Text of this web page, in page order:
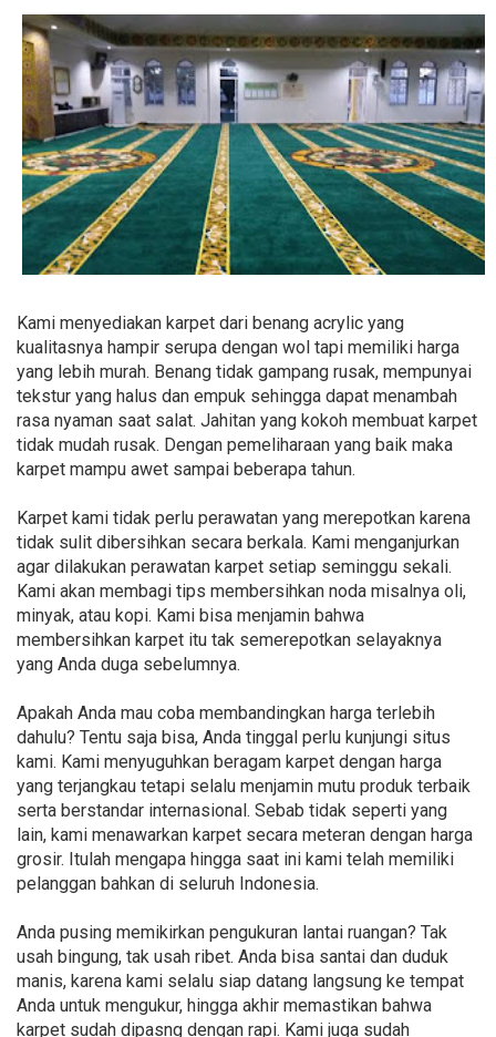
Kami menyediakan karpet dari benang acrylic yang
kualitasnya hampir serupa dengan wol tapi memiliki harga
yang lebih murah. Benang tidak gampang rusak, mempunyai
tekstur yang halus dan empuk sehingga dapat menambah
rasa nyaman saat salat. Jahitan yang kokoh membuat karpet
tidak mudah rusak. Dengan pemeliharaan yang baik maka
karpet mampu awet sampai beberapa tahun.
Karpet kami tidak perlu perawatan yang merepotkan karena
tidak sulit dibersihkan secara berkala. Kami menganjurkan
agar dilakukan perawatan karpet setiap seminggu sekali.
Kami akan membagi tips membersihkan noda misalnya oli,
minyak, atau kopi. Kami bisa menjamin bahwa
membersihkan karpet itu tak semerepotkan selayaknya
yang Anda duga sebelumnya.
Apakah Anda mau coba membandingkan harga terlebih
dahulu? Tentu saja bisa, Anda tinggal perlu kunjungi situs
kami. Kami menyuguhkan beragam karpet dengan harga
yang terjangkau tetapi selalu menjamin mutu produk terbaik
serta berstandar internasional. Sebab tidak seperti yang
lain, kami menawarkan karpet secara meteran dengan harga
grosir. Itulah mengapa hingga saat ini kami telah memiliki
pelanggan bahkan di seluruh Indonesia.
Anda pusing memikirkan pengukuran lantai ruangan? Tak
usah bingung, tak usah ribet. Anda bisa santai dan duduk
manis, karena kami selalu siap datang langsung ke tempat
Anda untuk mengukur, hingga akhir memastikan bahwa
karpet sudah dipasng dengan rapi. Kami juga sudah